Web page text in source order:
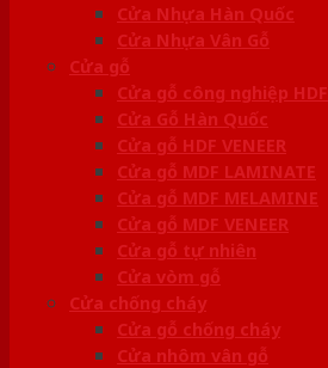
Cửa Nhựa Hàn Quốc
Cửa Nhựa Vân Gỗ
Cửa gỗ
Cửa gỗ công nghiệp HDF
Cửa Gỗ Hàn Quốc
Cửa gỗ HDF VENEER
Cửa gỗ MDF LAMINATE
Cửa gỗ MDF MELAMINE
Cửa gỗ MDF VENEER
Cửa gỗ tự nhiên
Cửa vòm gỗ
Cửa chống cháy
Cửa gỗ chống cháy
Cửa nhôm vân gỗ